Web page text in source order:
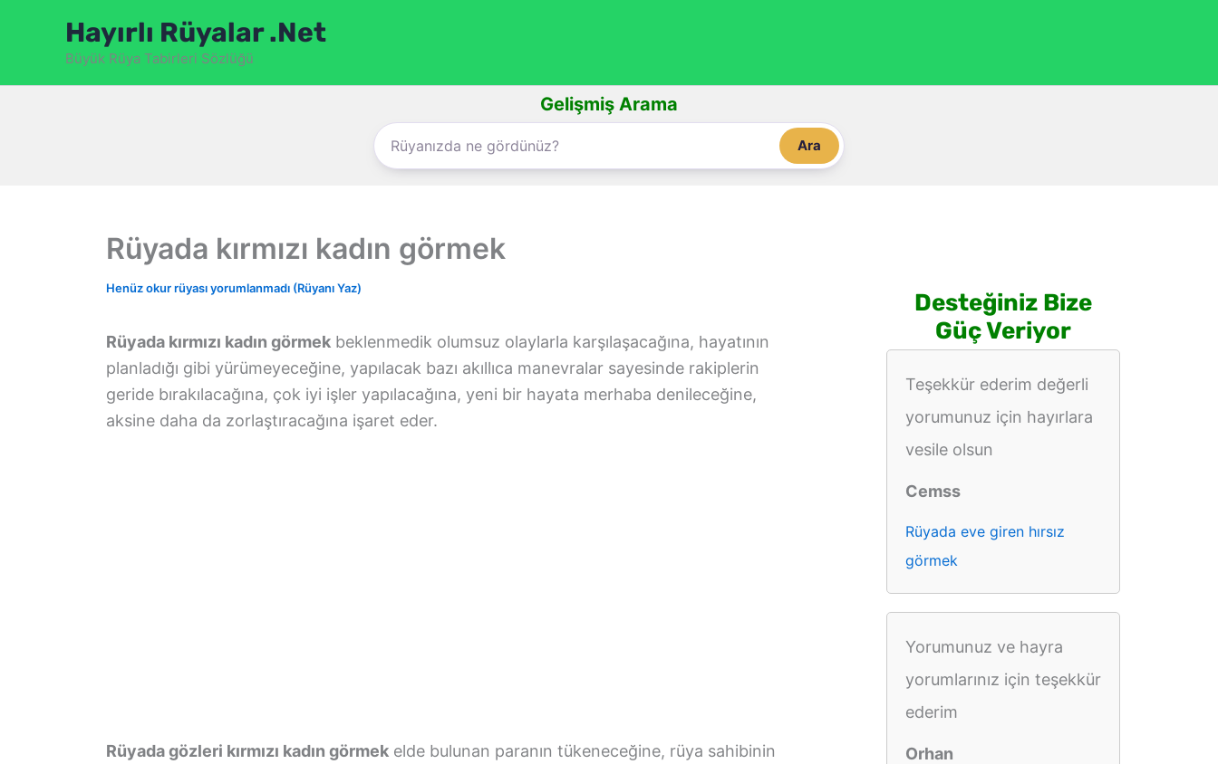
Hayırlı Rüyalar .Net
Büyük Rüya Tabirleri Sözlüğü
Gelişmiş Arama
Ara
Rüyada kırmızı kadın görmek
Henüz okur rüyası yorumlanmadı (Rüyanı Yaz)
Rüyada kırmızı kadın görmek beklenmedik olumsuz olaylarla karşılaşacağına, hayatının
planladığı gibi yürümeyeceğine, yapılacak bazı akıllıca manevralar sayesinde rakiplerin
geride bırakılacağına, çok iyi işler yapılacağına, yeni bir hayata merhaba denileceğine,
aksine daha da zorlaştıracağına işaret eder.
Rüyada gözleri kırmızı kadın görmek elde bulunan paranın tükeneceğine, rüya sahibinin
Desteğiniz Bize
Güç Veriyor
Teşekkür ederim değerli
yorumunuz için hayırlara
vesile olsun
Cemss
Rüyada eve giren hırsız
görmek
Yorumunuz ve hayra
yorumlarınız için teşekkür
ederim
Orhan